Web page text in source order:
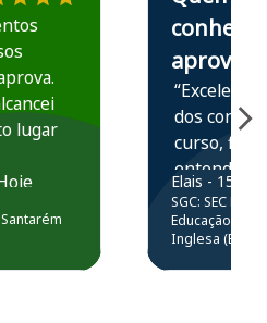
lugar
conhece,
aprova
“Excelente
dos
curso,
entender e
prática
resolução
questões.”
Elais - 15/07/
SGC: SEC BA
Educação
Inglesa (Edital